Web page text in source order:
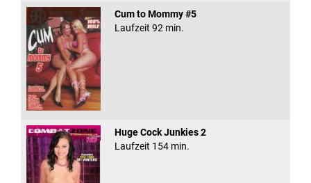
Cum to Mommy #5
Laufzeit 92 min.
Huge Cock Junkies 2
Laufzeit 154 min.